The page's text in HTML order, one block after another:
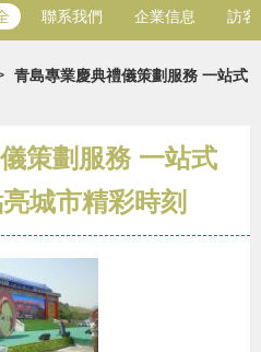
聯系我們 企業信息 訪客
青島專業慶典禮儀策劃服務 一站式
策劃服務 一站式
城市精彩時刻